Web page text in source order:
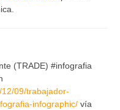
(TRADE) #infografia
09/trabajador-
infographic/ vía